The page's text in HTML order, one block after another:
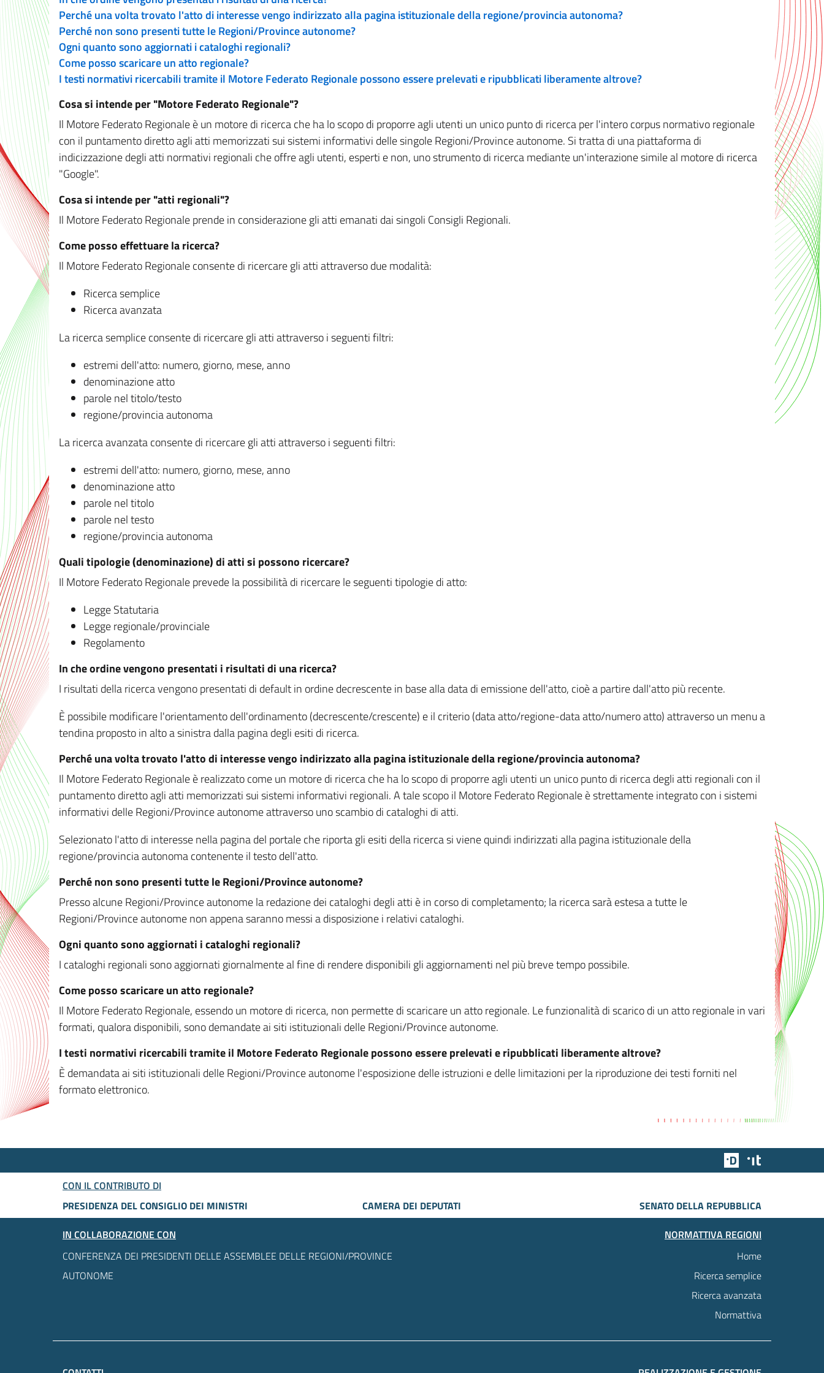
Perché una volta trovato l'atto di interesse vengo indirizzato alla pagina istituzionale della regione/provincia autonoma?
Perché non sono presenti tutte le Regioni/Province autonome?
Ogni quanto sono aggiornati i cataloghi regionali?
Come posso scaricare un atto regionale?
I testi normativi ricercabili tramite il Motore Federato Regionale possono essere prelevati e ripubblicati liberamente altrove?
Cosa si intende per "Motore Federato Regionale"?
Il Motore Federato Regionale è un motore di ricerca che ha lo scopo di proporre agli utenti un unico punto di ricerca per l'intero corpus normativo regionale
con il puntamento diretto agli atti memorizzati sui sistemi informativi delle singole Regioni/Province autonome. Si tratta di una piattaforma di
indicizzazione degli atti normativi regionali che offre agli utenti, esperti e non, uno strumento di ricerca mediante un'interazione simile al motore di ricerca
"Google".
Cosa si intende per "atti regionali"?
Il Motore Federato Regionale prende in considerazione gli atti emanati dai singoli Consigli Regionali.
Come posso effettuare la ricerca?
Il Motore Federato Regionale consente di ricercare gli atti attraverso due modalità:
Ricerca semplice
Ricerca avanzata
La ricerca semplice consente di ricercare gli atti attraverso i seguenti filtri:
estremi dell'atto: numero, giorno, mese, anno
denominazione atto
parole nel titolo/testo
regione/provincia autonoma
La ricerca avanzata consente di ricercare gli atti attraverso i seguenti filtri:
estremi dell'atto: numero, giorno, mese, anno
denominazione atto
parole nel titolo
parole nel testo
regione/provincia autonoma
Quali tipologie (denominazione) di atti si possono ricercare?
Il Motore Federato Regionale prevede la possibilità di ricercare le seguenti tipologie di atto:
Legge Statutaria
Legge regionale/provinciale
Regolamento
In che ordine vengono presentati i risultati di una ricerca?
I risultati della ricerca vengono presentati di default in ordine decrescente in base alla data di emissione dell'atto, cioè a partire dall'atto più recente.
È possibile modificare l'orientamento dell'ordinamento (decrescente/crescente) e il criterio (data atto/regione-data atto/numero atto) attraverso un menu a
tendina proposto in alto a sinistra dalla pagina degli esiti di ricerca.
Perché una volta trovato l'atto di interesse vengo indirizzato alla pagina istituzionale della regione/provincia autonoma?
Il Motore Federato Regionale è realizzato come un motore di ricerca che ha lo scopo di proporre agli utenti un unico punto di ricerca degli atti regionali con il
puntamento diretto agli atti memorizzati sui sistemi informativi regionali. A tale scopo il Motore Federato Regionale è strettamente integrato con i sistemi
informativi delle Regioni/Province autonome attraverso uno scambio di cataloghi di atti.
Selezionato l'atto di interesse nella pagina del portale che riporta gli esiti della ricerca si viene quindi indirizzati alla pagina istituzionale della
regione/provincia autonoma contenente il testo dell'atto.
Perché non sono presenti tutte le Regioni/Province autonome?
Presso alcune Regioni/Province autonome la redazione dei cataloghi degli atti è in corso di completamento; la ricerca sarà estesa a tutte le
Regioni/Province autonome non appena saranno messi a disposizione i relativi cataloghi.
Ogni quanto sono aggiornati i cataloghi regionali?
I cataloghi regionali sono aggiornati giornalmente al fine di rendere disponibili gli aggiornamenti nel più breve tempo possibile.
Come posso scaricare un atto regionale?
Il Motore Federato Regionale, essendo un motore di ricerca, non permette di scaricare un atto regionale. Le funzionalità di scarico di un atto regionale in vari
formati, qualora disponibili, sono demandate ai siti istituzionali delle Regioni/Province autonome.
I testi normativi ricercabili tramite il Motore Federato Regionale possono essere prelevati e ripubblicati liberamente altrove?
È demandata ai siti istituzionali delle Regioni/Province autonome l'esposizione delle istruzioni e delle limitazioni per la riproduzione dei testi forniti nel
formato elettronico.
Team Digitale
CON IL CONTRIBUTO DI
PRESIDENZA DEL CONSIGLIO DEI MINISTRI
CAMERA DEI DEPUTATI
SENATO DELLA REPUBBLICA
IN COLLABORAZIONE CON
CONFERENZA DEI PRESIDENTI DELLE ASSEMBLEE DELLE REGIONI/PROVINCE
AUTONOME
NORMATTIVA REGIONI
Home
Ricerca semplice
Ricerca avanzata
Normattiva